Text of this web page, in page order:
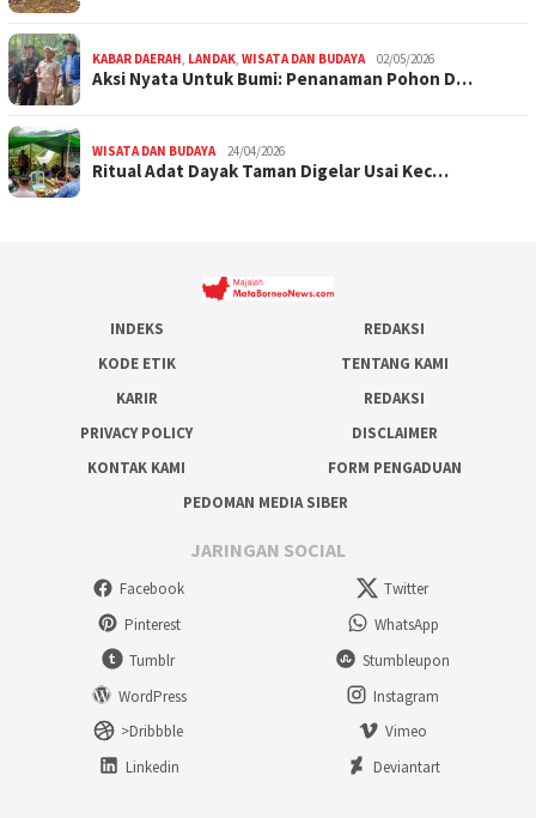
KABAR DAERAH, LANDAK, WISATA DAN BUDAYA 02/05/2026
Aksi Nyata Untuk Bumi: Penanaman Pohon D…
WISATA DAN BUDAYA 24/04/2026
Ritual Adat Dayak Taman Digelar Usai Kec…
INDEKS
REDAKSI
KODE ETIK
TENTANG KAMI
KARIR
REDAKSI
PRIVACY POLICY
DISCLAIMER
KONTAK KAMI
FORM PENGADUAN
PEDOMAN MEDIA SIBER
JARINGAN SOCIAL
Facebook
Twitter
Pinterest
WhatsApp
Tumblr
Stumbleupon
WordPress
Instagram
>Dribbble
Vimeo
Linkedin
Deviantart